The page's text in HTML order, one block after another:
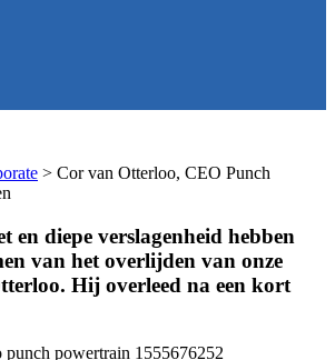
> Cor van Otterloo, CEO Punch
en diepe verslagenheid hebben
van het overlijden van onze
Hij overleed na een kort